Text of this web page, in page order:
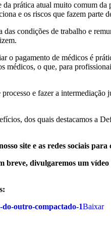
prática atual muito comum
e os riscos que fazem parte
condições de trabalho e
o pagamento de médicos é
médicos, o que, para
e fazer a
dos quais destacamos a
site e as redes sociais
breve, divulgaremos um
outro-compactado-1Baixar